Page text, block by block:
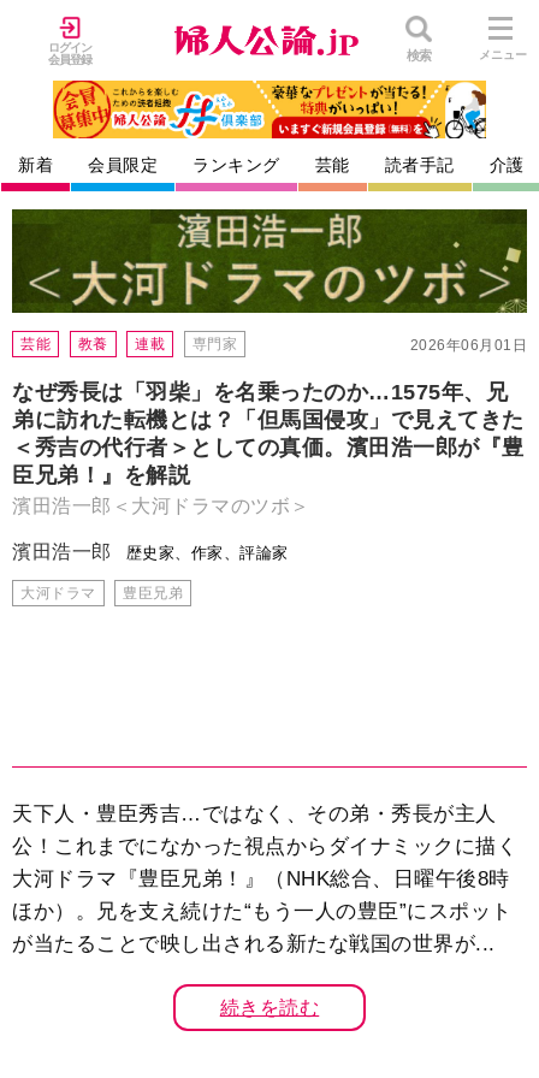
ログイン
会員登録
検索 メニュー
新着 会員限定 ランキング 芸能 読者手記 介護
2026年06月01日
芸能 教養 連載 専門家
なぜ秀長は「羽柴」を名乗ったのか…1575年、兄
弟に訪れた転機とは？「但馬国侵攻」で見えてきた
＜秀吉の代行者＞としての真価。濱田浩一郎が『豊
臣兄弟！』を解説
濱田浩一郎＜大河ドラマのツボ＞
濱田浩一郎 歴史家、作家、評論家
大河ドラマ 豊臣兄弟
天下人・豊臣秀吉…ではなく、その弟・秀長が主人
公！これまでになかった視点からダイナミックに描く
大河ドラマ『豊臣兄弟！』（NHK総合、日曜午後8時
ほか）。兄を支え続けた“もう一人の豊臣”にスポット
が当たることで映し出される新たな戦国の世界が...
続きを読む